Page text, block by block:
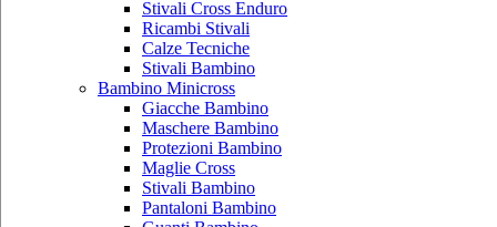
Stivali Cross Enduro
Ricambi Stivali
Calze Tecniche
Stivali Bambino
Bambino Minicross
Giacche Bambino
Maschere Bambino
Protezioni Bambino
Maglie Cross
Stivali Bambino
Pantaloni Bambino